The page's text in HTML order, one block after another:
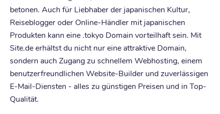
betonen. Auch für Liebhaber der japanischen Kultur,
Reiseblogger oder Online-Händler mit japanischen
Produkten kann eine .tokyo Domain vorteilhaft sein. Mit
Site.de erhältst du nicht nur eine attraktive Domain,
sondern auch Zugang zu schnellem Webhosting, einem
benutzerfreundlichen Website-Builder und zuverlässigen
E-Mail-Diensten - alles zu günstigen Preisen und in Top-
Qualität.